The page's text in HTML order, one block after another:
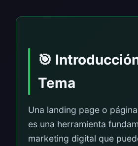
🎯
Tema
Una landing page o
es una herramienta
marketing digital que